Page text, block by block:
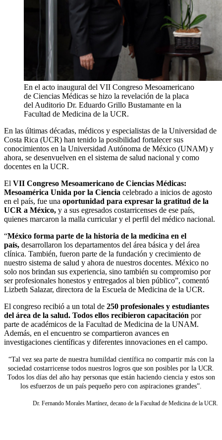
En el acto inaugural del VII Congreso Mesoamericano
de Ciencias Médicas se hizo la revelación de la placa
del Auditorio Dr. Eduardo Grillo Bustamante en la
Facultad de Medicina de la UCR.
En las últimas décadas, médicos y especialistas de la Universidad de
Costa Rica (UCR) han tenido la posibilidad fortalecer sus
conocimientos en la Universidad Autónoma de México (UNAM) y
ahora, se desenvuelven en el sistema de salud nacional y como
docentes en la UCR.
El VII Congreso Mesoamericano de Ciencias Médicas:
Mesoamérica Unida por la Ciencia celebrado a inicios de agosto
en el país, fue una oportunidad para expresar la gratitud de la
UCR a México, y a sus egresados costarricenses de ese país,
quienes marcaron la malla curricular y el perfil del médico nacional.
“México forma parte de la historia de la medicina en el
país, desarrollaron los departamentos del área básica y del área
clínica. También, fueron parte de la fundación y crecimiento de
nuestro sistema de salud y ahora de nuestros docentes. México no
solo nos brindan sus experiencia, sino también su compromiso por
ser profesionales honestos y entregados al bien público”, comentó
Lizbeth Salazar, directora de la Escuela de Medicina de la UCR.
El congreso recibió a un total de 250 profesionales y estudiantes
del área de la salud. Todos ellos recibieron capacitación por
parte de académicos de la Facultad de Medicina de la UNAM.
Además, en el encuentro se compartieron avances en
investigaciones científicas y diferentes innovaciones en el campo.
“Tal vez sea parte de nuestra humildad científica no compartir más con la
sociedad costarricense todos nuestros logros que son posibles por la UCR.
Todos los días del año hay personas que están haciendo ciencia y estos son
los esfuerzos de un país pequeño pero con aspiraciones grandes”.
Dr. Fernando Morales Martínez, decano de la Facultad de Medicina de la UCR.